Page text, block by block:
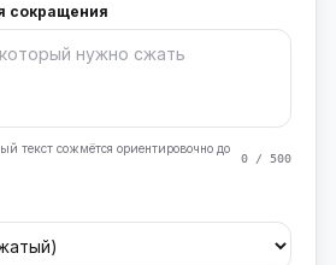
сокращения
текст сожмётся ориентировочно до
0 / 500